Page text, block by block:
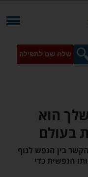
שם לתפילה
הוא